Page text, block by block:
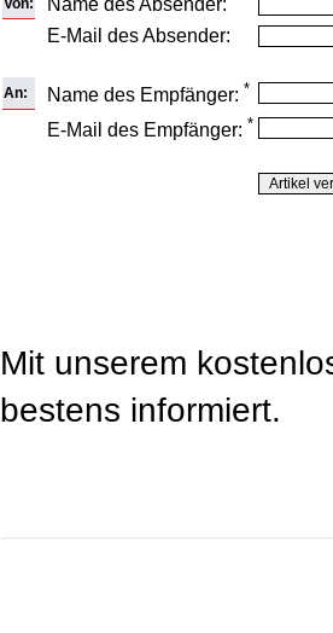
E-Mail des Absender:
An: Name des Empfänger: *
E-Mail des Empfänger: *
Mit unserem
bestens informiert.